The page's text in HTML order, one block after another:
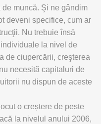
muncă. Şi ne gândim
deveni specifice, cum ar
Nu trebuie însă
la nivel de
de ciupercării, creşterea
necesită capitaluri de
nu dispun de aceste
o creștere de peste
la nivelul anului 2006,